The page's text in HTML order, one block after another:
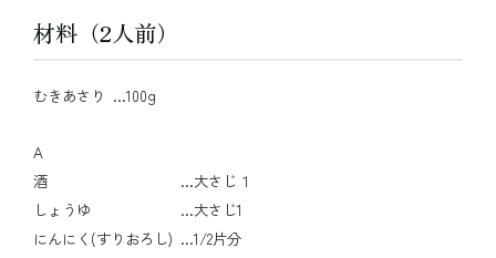
材料（2人前）
むきあさり …100g
A
酒
…大さじ１
しょうゆ
…大さじ1
にんにく(すりおろし) …1/2片分